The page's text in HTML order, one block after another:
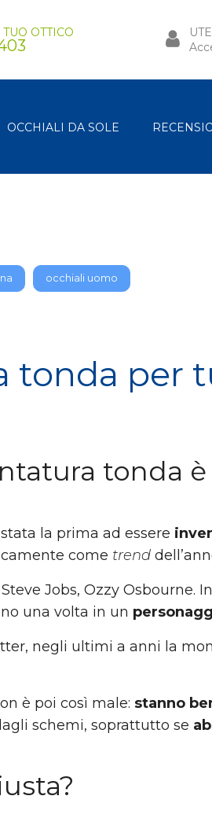
OTTICO
OCCHIALI DA SOLE
occhiali uomo
tonda per
tonda
la prima ad essere
come trend
Jobs, Ozzy Osbourne.
una volta in un
negli ultimi a anni la
è poi così male: stanno
schemi, soprattutto se